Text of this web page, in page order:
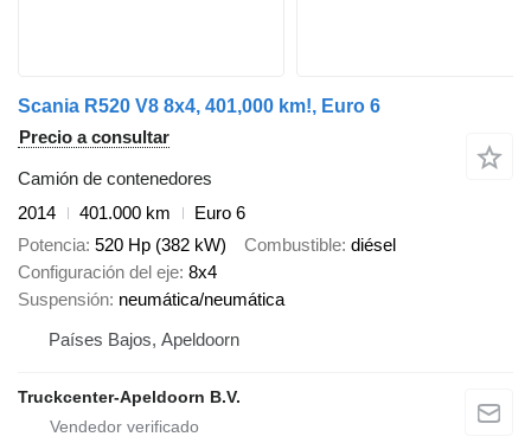
Scania R520 V8 8x4, 401,000 km!, Euro 6
Precio a consultar
Camión de contenedores
2014
401.000 km
Euro 6
Potencia 520 Hp (382 kW) Combustible diésel
Configuración del eje 8x4
Suspensión neumática/neumática
Países Bajos, Apeldoorn
Truckcenter-Apeldoorn B.V.